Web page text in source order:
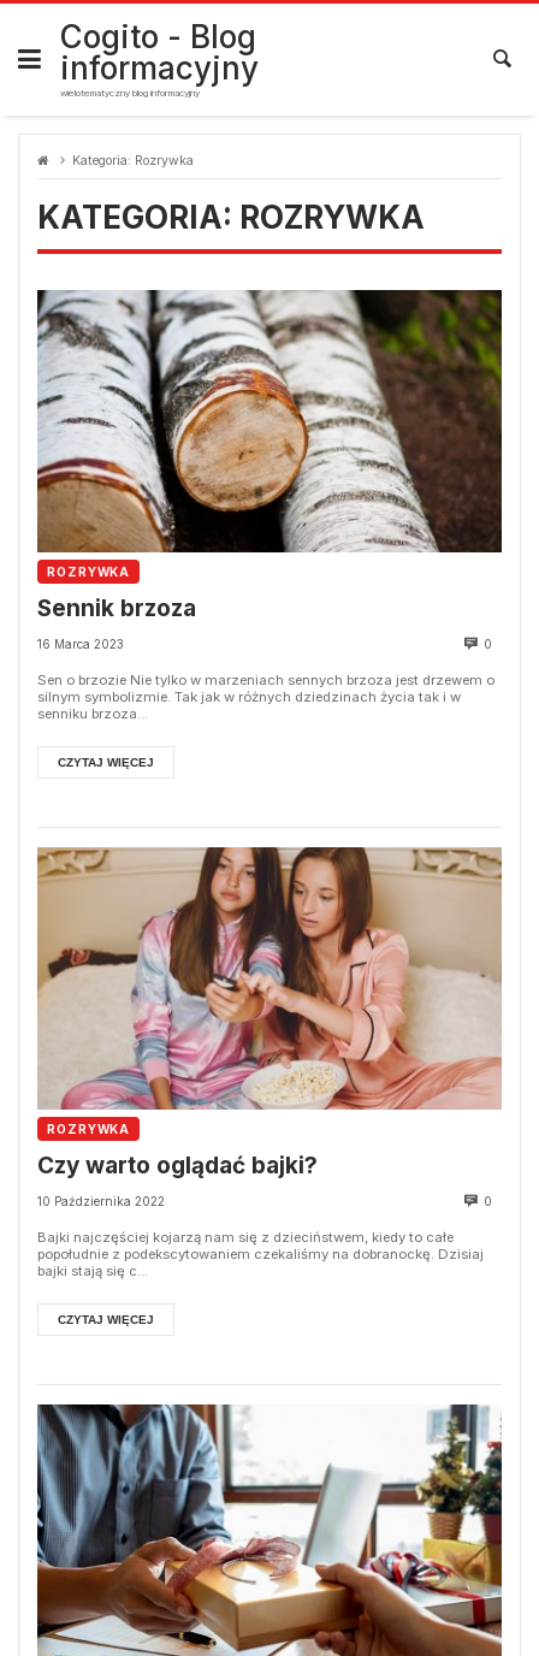
Skip
content
Cogito - Blog
informacyjny
wielotematyczny blog informacyjny
Kategoria: Rozrywka
KATEGORIA: ROZRYWKA
ROZRYWKA
Sennik brzoza
16 Marca 2023 0
Sen o brzozie Nie tylko w marzeniach sennych brzoza jest drzewem o
silnym symbolizmie. Tak jak w różnych dziedzinach życia tak i w
senniku brzoza...
CZYTAJ WIĘCEJ
ROZRYWKA
Czy warto oglądać bajki?
10 Października 2022 0
Bajki najczęściej kojarzą nam się z dzieciństwem, kiedy to całe
popołudnie z podekscytowaniem czekaliśmy na dobranockę. Dzisiaj
bajki stają się c...
CZYTAJ WIĘCEJ